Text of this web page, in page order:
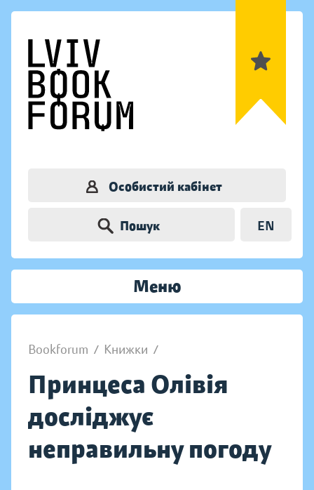
Особистий кабінет
Пошук EN
Меню
Bookforum / Книжки /
Принцеса Олівія
досліджує
неправильну погоду